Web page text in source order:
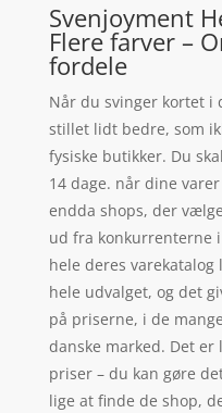
Svenjoyment
Flere farver –
fordele
Når du svinger kortet i
stillet lidt bedre, som
fysiske butikker. Du
14 dage. når dine
endda shops, der
ud fra konkurrenterne
hele deres
hele udvalget, og det
på priserne, i de
danske marked. Det
priser – du kan gøre
lige at finde de shop,